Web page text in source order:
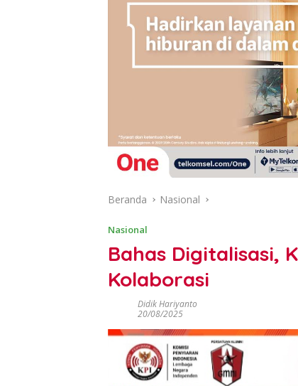
Beranda Nasional
Nasional
Bahas Digitalisasi,
Kolaborasi
Didik Hariyanto
20/08/2025